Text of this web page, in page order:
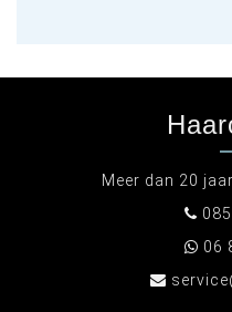
Meer dan 20
06